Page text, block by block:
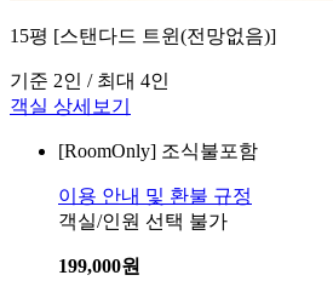
15평 [스탠다드 트윈(전망없음)]
기준 2인 / 최대 4인
객실 상세보기
[RoomOnly] 조식불포함
이용 안내 및 환불 규정
객실/인원 선택 불가
199,000원